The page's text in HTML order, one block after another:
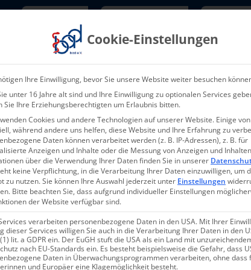
Über uns Aktuelles & Presse
Cookie-Einstellungen
Ihre Einwilligung, bevor Sie unsere Website weiter besuchen
unter 16 Jahre alt sind und Ihre Einwilligung zu optionalen Services
Sie Ihre Erziehungsberechtigten um Erlaubnis bitten.
Cookies und andere Technologien auf unserer Website. Einige
während andere uns helfen, diese Website und Ihre Erfahrung zu
Daten können verarbeitet werden (z. B. IP-Adressen), z. B. für
Anzeigen und Inhalte oder die Messung von Anzeigen und
über die Verwendung Ihrer Daten finden Sie in unserer
keine Verpflichtung, in die Verarbeitung Ihrer Daten einzuwilligen, um
zu nutzen.Sie können Ihre Auswahl jederzeit unter Einstellungen
Bitte beachten Sie, dass aufgrund individueller Einstellungen
der Website verfügbar sind.
verarbeiten personenbezogene Daten in den USA. Mit Ihrer
dieser Services willigen Sie auch in die Verarbeitung Ihrer Daten in den
lit. a GDPR ein. Der EuGH stuft die USA als ein Land mit
nach EU-Standards ein. Es besteht beispielsweise die Gefahr, dass
Daten in Überwachungsprogrammen verarbeiten, ohne dass
und Europäer eine Klagemöglichkeit besteht.